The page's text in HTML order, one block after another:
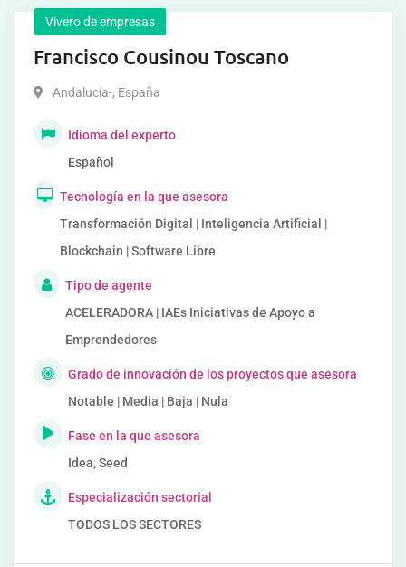
Vivero de empresas
Francisco Cousinou Toscano
Andalucía-, España
Idioma del experto
Español
Tecnología en la que asesora
Transformación Digital | Inteligencia Artificial |
Blockchain | Software Libre
Tipo de agente
ACELERADORA | IAEs Iniciativas de Apoyo a
Emprendedores
Grado de innovación de los proyectos que asesora
Notable | Media | Baja | Nula
Fase en la que asesora
Idea, Seed
Especialización sectorial
TODOS LOS SECTORES